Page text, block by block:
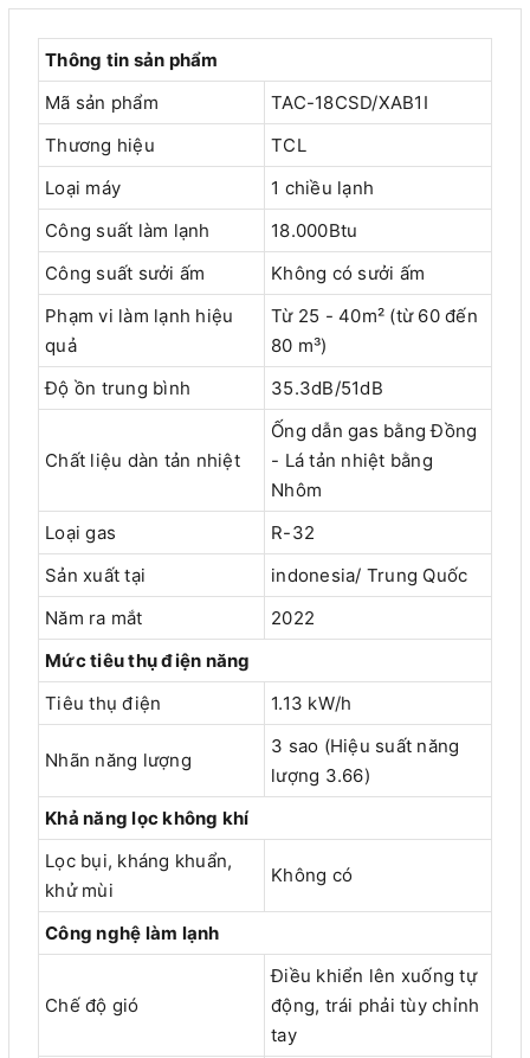
Thông tin sản phẩm
Mã sản phẩm
TAC-18CSD/XAB1I
Thương hiệu
TCL
Loại máy
1 chiều lạnh
Công suất làm lạnh
18.000Btu
Công suất sưởi ấm
Không có sưởi ấm
Phạm vi làm lạnh hiệu
quả
Từ 25 - 40m² (từ 60 đến
80 m³)
Độ ồn trung bình
35.3dB/51dB
Chất liệu dàn tản nhiệt
Ống dẫn gas bằng Đồng
- Lá tản nhiệt bằng
Nhôm
Loại gas
R-32
Sản xuất tại
indonesia/ Trung Quốc
Năm ra mắt
2022
Mức tiêu thụ điện năng
Tiêu thụ điện
1.13 kW/h
Nhãn năng lượng
3 sao (Hiệu suất năng
lượng 3.66)
Khả năng lọc không khí
Lọc bụi, kháng khuẩn,
khử mùi
Không có
Công nghệ làm lạnh
Chế độ gió
Điều khiển lên xuống tự
động, trái phải tùy chỉnh
tay